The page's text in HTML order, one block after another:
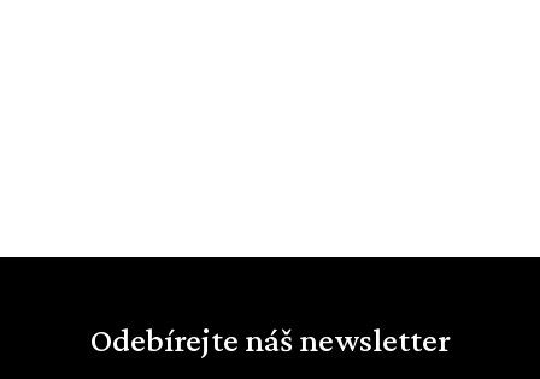
Odebírejte náš newsletter